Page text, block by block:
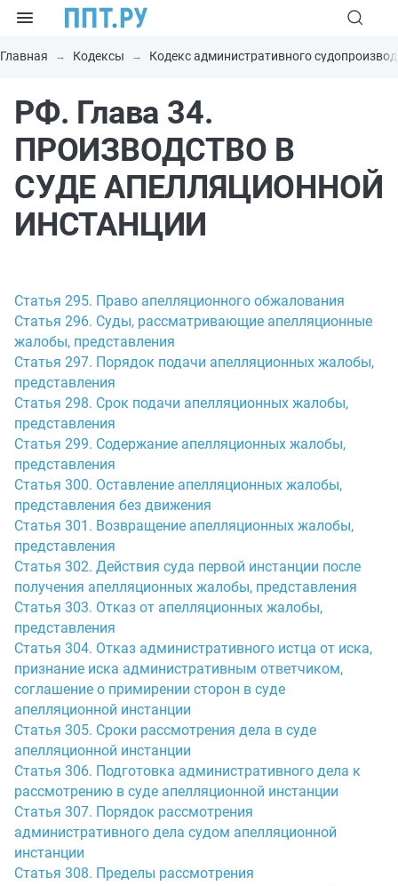
Главная Кодексы Кодекс административного
РФ. Глава 34.
ПРОИЗВОДСТВО В
СУДЕ АПЕЛЛЯЦИОННОЙ
ИНСТАНЦИИ
Статья 295. Право апелляционного обжалования
Статья 296. Суды, рассматривающие апелляционные
жалобы, представления
Статья 297. Порядок подачи апелляционных жалобы,
представления
Статья 298. Срок подачи апелляционных жалобы,
представления
Статья 299. Содержание апелляционных жалобы,
представления
Статья 300. Оставление апелляционных жалобы,
представления без движения
Статья 301. Возвращение апелляционных жалобы,
представления
Статья 302. Действия суда первой инстанции после
получения апелляционных жалобы, представления
Статья 303. Отказ от апелляционных жалобы,
представления
Статья 304. Отказ административного истца от иска,
признание иска административным ответчиком,
соглашение о примирении сторон в суде
апелляционной инстанции
Статья 305. Сроки рассмотрения дела в суде
апелляционной инстанции
Статья 306. Подготовка административного дела к
рассмотрению в суде апелляционной инстанции
Статья 307. Порядок рассмотрения
административного дела судом апелляционной
инстанции
Статья 308. Пределы рассмотрения